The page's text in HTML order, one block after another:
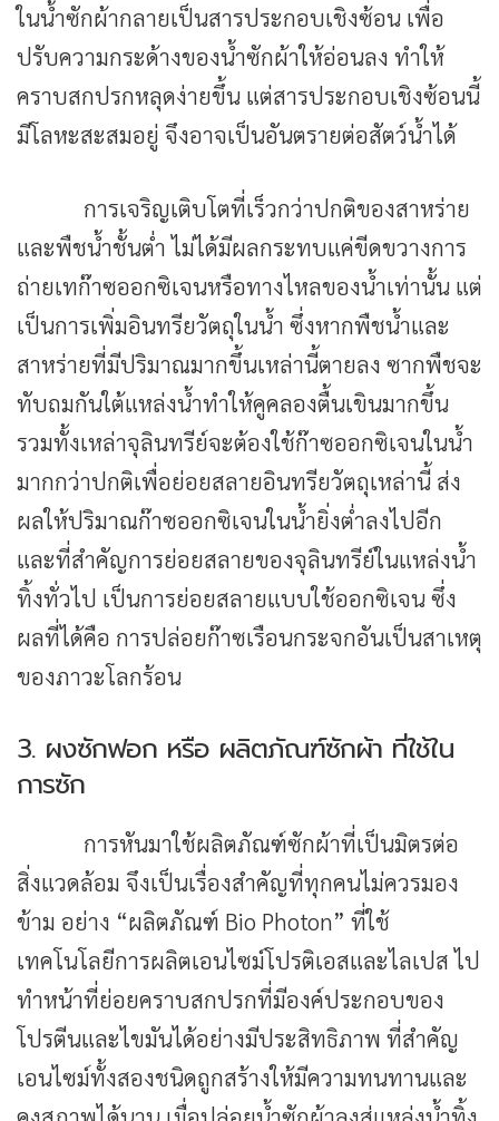
ในน้ำซักผ้ากลายเป็นสารประกอบเชิงซ้อน เพื่อ
ปรับความกระด้างของน้ำซักผ้าให้อ่อนลง ทำให้
คราบสกปรกหลุดง่ายขึ้น แต่สารประกอบเชิงซ้อนนี้
มีโลหะสะสมอยู่ จึงอาจเป็นอันตรายต่อสัตว์น้ำได้
การเจริญเติบโตที่เร็วกว่าปกติของสาหร่าย
และพืชน้ำชั้นต่ำ ไม่ได้มีผลกระทบแค่ขีดขวางการ
ถ่ายเทก๊าซออกซิเจนหรือทางไหลของน้ำเท่านั้น แต่
เป็นการเพิ่มอินทรียวัตถุในน้ำ ซึ่งหากพืชน้ำและ
สาหร่ายที่มีปริมาณมากขึ้นเหล่านี้ตายลง ซากพืชจะ
ทับถมกันใต้แหล่งน้ำทำให้คูคลองตื้นเขินมากขึ้น
รวมทั้งเหล่าจุลินทรีย์จะต้องใช้ก๊าซออกซิเจนในน้ำ
มากกว่าปกติเพื่อย่อยสลายอินทรียวัตถุเหล่านี้ ส่ง
ผลให้ปริมาณก๊าซออกซิเจนในน้ำยิ่งต่ำลงไปอีก
และที่สำคัญการย่อยสลายของจุลินทรีย์ในแหล่งน้ำ
ทิ้งทั่วไป เป็นการย่อยสลายแบบใช้ออกซิเจน ซึ่ง
ผลที่ได้คือ การปล่อยก๊าซเรือนกระจกอันเป็นสาเหตุ
ของภาวะโลกร้อน
3. ผงซักฟอก หรือ ผลิตภัณฑ์ซักผ้า ที่ใช้ใน
การซัก
การหันมาใช้ผลิตภัณฑ์ซักผ้าที่เป็นมิตรต่อ
สิ่งแวดล้อม จึงเป็นเรื่องสำคัญที่ทุกคนไม่ควรมอง
ข้าม อย่าง “ผลิตภัณฑ์ Bio Photon” ที่ใช้
เทคโนโลยีการผลิตเอนไซม์โปรติเอสและไลเปส ไป
ทำหน้าที่ย่อยคราบสกปรกที่มีองค์ประกอบของ
โปรตีนและไขมันได้อย่างมีประสิทธิภาพ ที่สำคัญ
เอนไซม์ทั้งสองชนิดถูกสร้างให้มีความทนทานและ